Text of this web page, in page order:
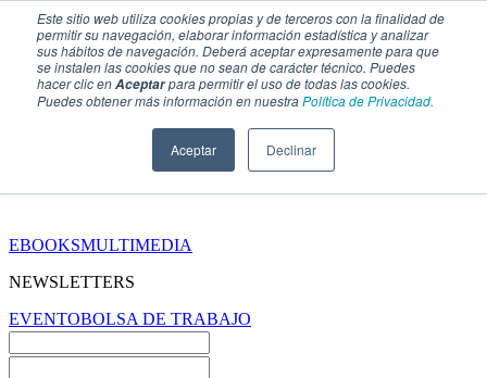
Este sitio web utiliza cookies propias y de terceros con la finalidad de
permitir su navegación, elaborar información estadística y analizar
sus hábitos de navegación. Deberá aceptar expresamente para que
se instalen las cookies que no sean de carácter técnico. Puedes
hacer clic enAceptarpara permitir el uso de todas las cookies.
Puedes obtener más información en nuestraPolítica de Privacidad.
Aceptar Declinar
EBOOKSMULTIMEDIA
NEWSLETTERS
EVENTOBOLSA DE TRABAJO